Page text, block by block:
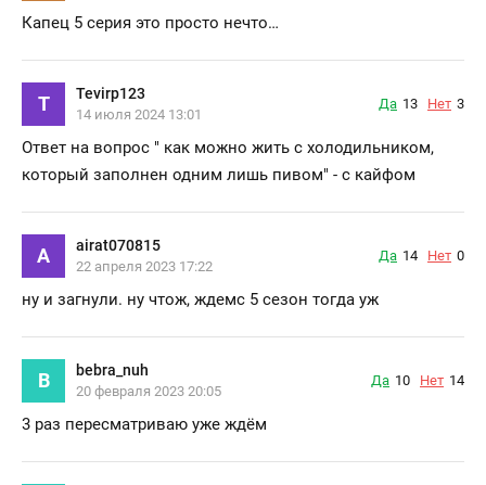
Капец 5 серия это просто нечто…
T Tevirp123
14 июля 2024 13:01
Да 13 Нет 3
Ответ на вопрос " как можно жить с холодильником,
который заполнен одним лишь пивом" - с кайфом
A airat070815
22 апреля 2023 17:22
Да 14 Нет 0
ну и загнули. ну чтож, ждемс 5 сезон тогда уж
B bebra_nuh
20 февраля 2023 20:05
Да 10 Нет 14
3 раз пересматриваю уже ждём